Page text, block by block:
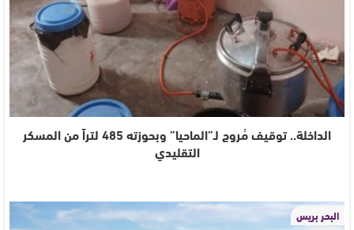
الداخلة.. توقيف مُروج لـ”الماحيا” وبحوزته 485 لتراً من المسكر
التقليدي
البحر بريس